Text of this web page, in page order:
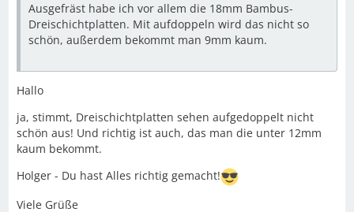
Ausgefräst habe ich vor allem die 18mm Bambus-
Dreischichtplatten. Mit aufdoppeln wird das nicht so
schön, außerdem bekommt man 9mm kaum.
Hallo
ja, stimmt, Dreischichtplatten sehen aufgedoppelt nicht
schön aus! Und richtig ist auch, das man die unter 12mm
kaum bekommt.
Holger - Du hast Alles richtig gemacht!
Viele Grüße